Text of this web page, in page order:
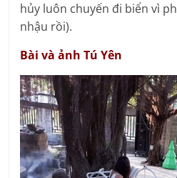
hủy luôn chuyến đi biển vì
nhậu rồi).
Bài và ảnh Tú Yên